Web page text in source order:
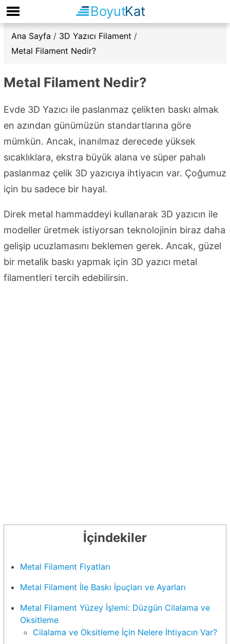
BoyutKat
Ana Sayfa / 3D Yazıcı Filament /
Metal Filament Nedir?
Metal Filament Nedir?
Evde 3D Yazıcı ile paslanmaz çelikten baskı almak
en azından günümüzün standartlarına göre
mümkün. Ancak, inanılmaz derecede yüksek
sıcaklıklara, ekstra büyük alana ve süper pahalı
paslanmaz çelik 3D yazıcıya ihtiyacın var. Çoğumuz
için bu sadece bir hayal.
Direk metal hammaddeyi kullanarak 3D yazıcın ile
modeller üretmek istiyorsan teknolojinin biraz daha
gelişip ucuzlamasını beklemen gerek. Ancak, güzel
bir metalik baskı yapmak için 3D yazıcı metal
filamentleri tercih edebilirsin.
Metal Filament Fiyatları
Metal Filament İle Baskı İpuçları ve Ayarları
Metal Filament Yüzey İşlemi: Düzgün Cilalama ve
Oksitleme
Cilalama ve Oksitleme İçin Nelere İhtiyacın Var?